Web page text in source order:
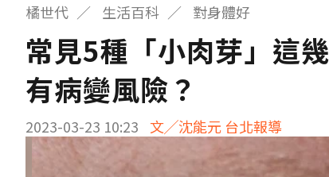
橘世代 生活百科 對身體好
常見5種「小肉芽」這
有病變風險？
2023-03-23 10:23 文╱沈能元 台北報導